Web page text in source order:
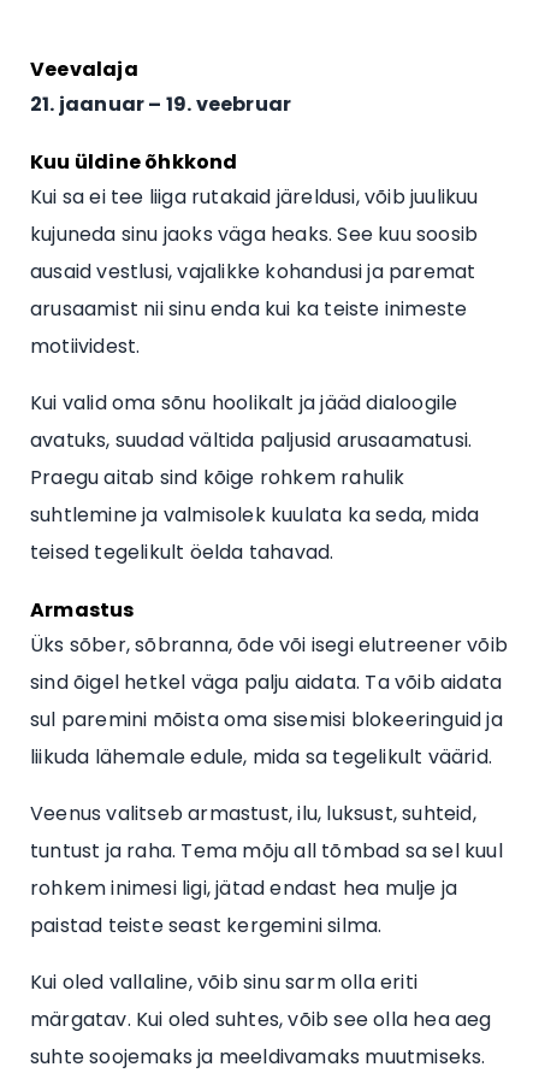
Veevalaja
21. jaanuar – 19. veebruar
Kuu üldine õhkkond
Kui sa ei tee liiga rutakaid järeldusi, võib juulikuu
kujuneda sinu jaoks väga heaks. See kuu soosib
ausaid vestlusi, vajalikke kohandusi ja paremat
arusaamist nii sinu enda kui ka teiste inimeste
motiividest.
Kui valid oma sõnu hoolikalt ja jääd dialoogile
avatuks, suudad vältida paljusid arusaamatusi.
Praegu aitab sind kõige rohkem rahulik
suhtlemine ja valmisolek kuulata ka seda, mida
teised tegelikult öelda tahavad.
Armastus
Üks sõber, sõbranna, õde või isegi elutreener võib
sind õigel hetkel väga palju aidata. Ta võib aidata
sul paremini mõista oma sisemisi blokeeringuid ja
liikuda lähemale edule, mida sa tegelikult väärid.
Veenus valitseb armastust, ilu, luksust, suhteid,
tuntust ja raha. Tema mõju all tõmbad sa sel kuul
rohkem inimesi ligi, jätad endast hea mulje ja
paistad teiste seast kergemini silma.
Kui oled vallaline, võib sinu sarm olla eriti
märgatav. Kui oled suhtes, võib see olla hea aeg
suhte soojemaks ja meeldivamaks muutmiseks.